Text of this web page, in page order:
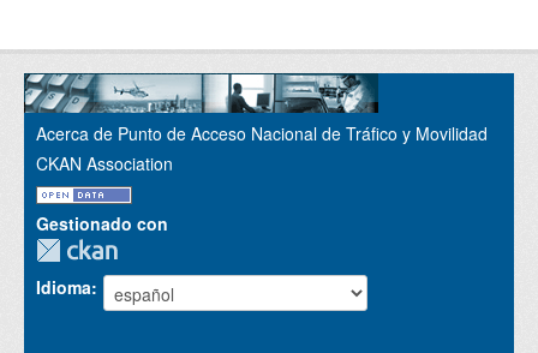
Acerca de Punto de Acceso Nacional de Tráfico y Movilidad
CKAN Association
Gestionado con
Idioma